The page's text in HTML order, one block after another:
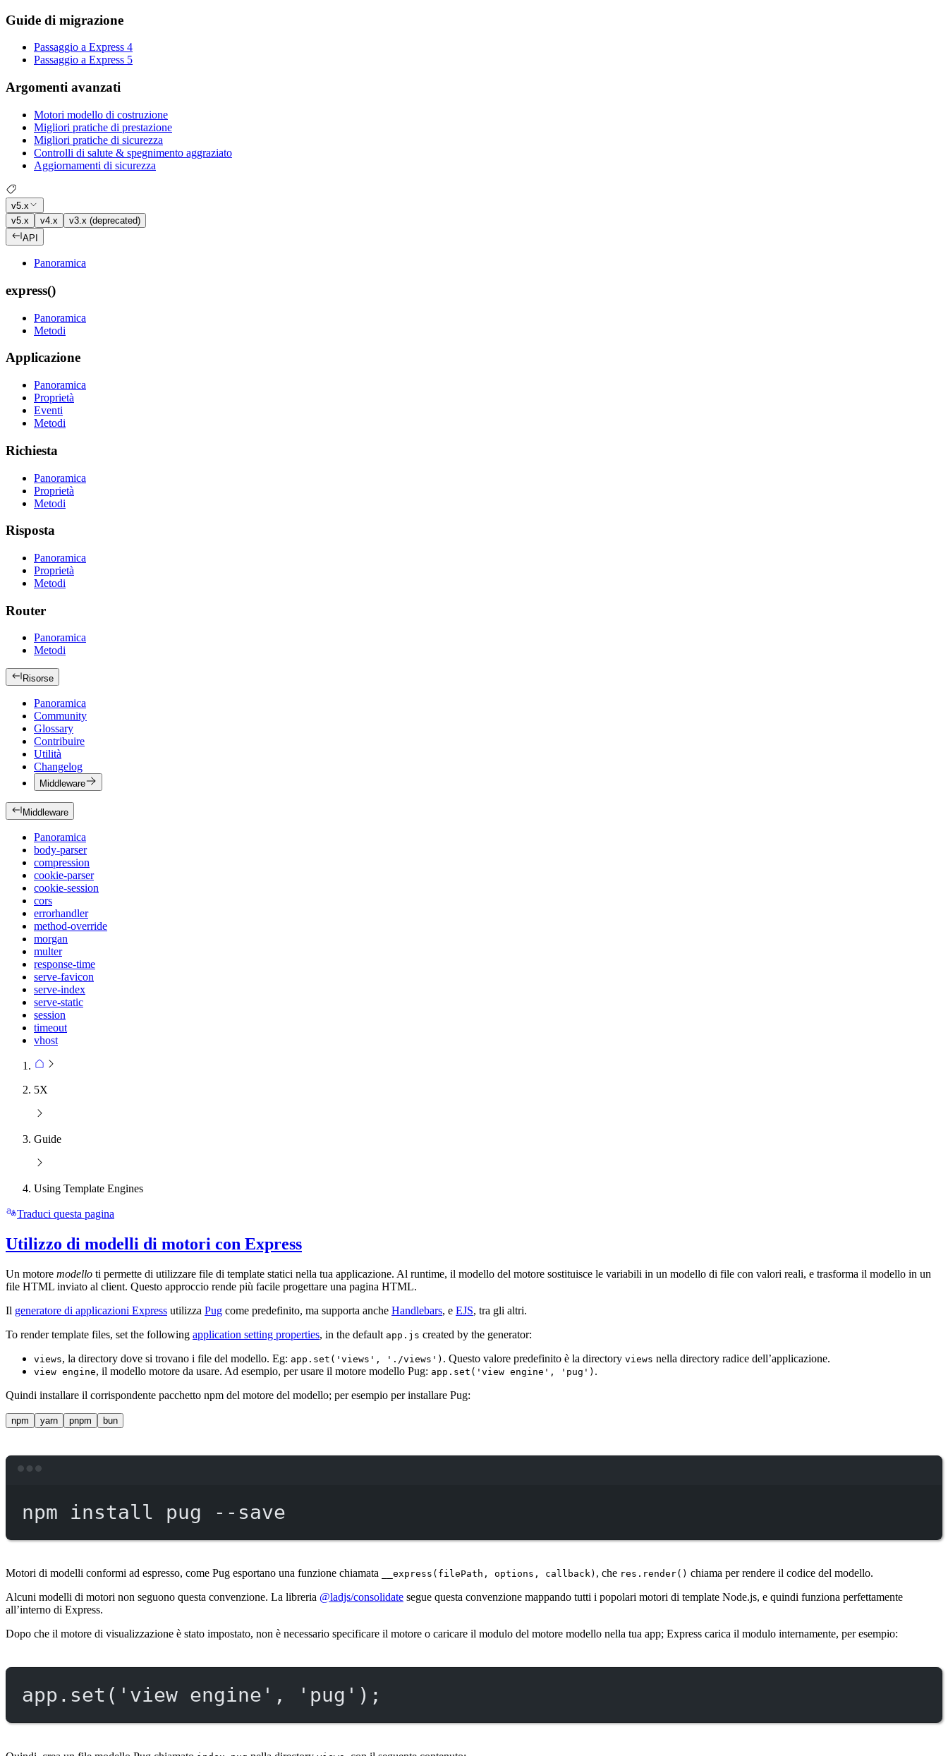
Guide di migrazione
Passaggio a Express 4
Passaggio a Express 5
Argomenti avanzati
Motori modello di costruzione
Migliori pratiche di prestazione
Migliori pratiche di sicurezza
Controlli di salute & spegnimento aggraziato
Aggiornamenti di sicurezza
v5.x
v5.x
v4.x
v3.x (deprecated)
API
Panoramica
express()
Panoramica
Metodi
Applicazione
Panoramica
Proprietà
Eventi
Metodi
Richiesta
Panoramica
Proprietà
Metodi
Risposta
Panoramica
Proprietà
Metodi
Router
Panoramica
Metodi
Risorse
Panoramica
Community
Glossary
Contribuire
Utilità
Changelog
Middleware
Middleware
Panoramica
body-parser
compression
cookie-parser
cookie-session
cors
errorhandler
method-override
morgan
multer
response-time
serve-favicon
serve-index
serve-static
session
timeout
vhost
5X
Guide
Using Template Engines
Traduci questa pagina
Utilizzo di modelli di motori con Express
Un motore modello ti permette di utilizzare file di template statici nella tua applicazione. Al runtime, il modello del motore sostituisce le variabili in un modello di file con valori reali, e trasforma il modello in un
file HTML inviato al client. Questo approccio rende più facile progettare una pagina HTML.
Il generatore di applicazioni Express utilizza Pug come predefinito, ma supporta anche Handlebars, e EJS, tra gli altri.
To render template files, set the following application setting properties, in the default app.js created by the generator:
views, la directory dove si trovano i file del modello. Eg: app.set('views', './views') . Questo valore predefinito è la directory views nella directory radice dell’applicazione.
view engine, il modello motore da usare. Ad esempio, per usare il motore modello Pug: app.set('view engine', 'pug') .
Quindi installare il corrispondente pacchetto npm del motore del modello; per esempio per installare Pug:
npm yarn pnpm bun
npm install pug --save
Motori di modelli conformi ad espresso, come Pug esportano una funzione chiamata __express(filePath, options, callback) , che res.render() chiama per rendere il codice del modello.
Alcuni modelli di motori non seguono questa convenzione. La libreria @ladjs/consolidate segue questa convenzione mappando tutti i popolari motori di template Node.js, e quindi funziona perfettamente
all’interno di Express.
Dopo che il motore di visualizzazione è stato impostato, non è necessario specificare il motore o caricare il modulo del motore modello nella tua app; Express carica il modulo internamente, per esempio:
app. set ( 'view engine' , 'pug' );